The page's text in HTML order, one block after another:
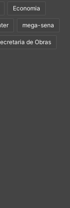
Economia
mega-sena
de Obras